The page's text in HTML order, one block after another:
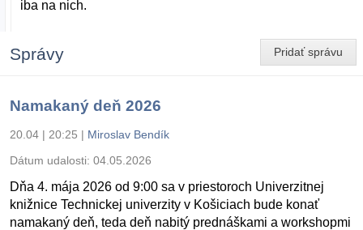
iba na nich.
Pridať správu
Správy
Namakaný deň 2026
20.04 | 20:25 | Miroslav Bendík
Dátum udalosti: 04.05.2026
Dňa 4. mája 2026 od 9:00 sa v priestoroch Univerzitnej
knižnice Technickej univerzity v Košiciach bude konať
namakaný deň, teda deň nabitý prednáškami a workshopmi